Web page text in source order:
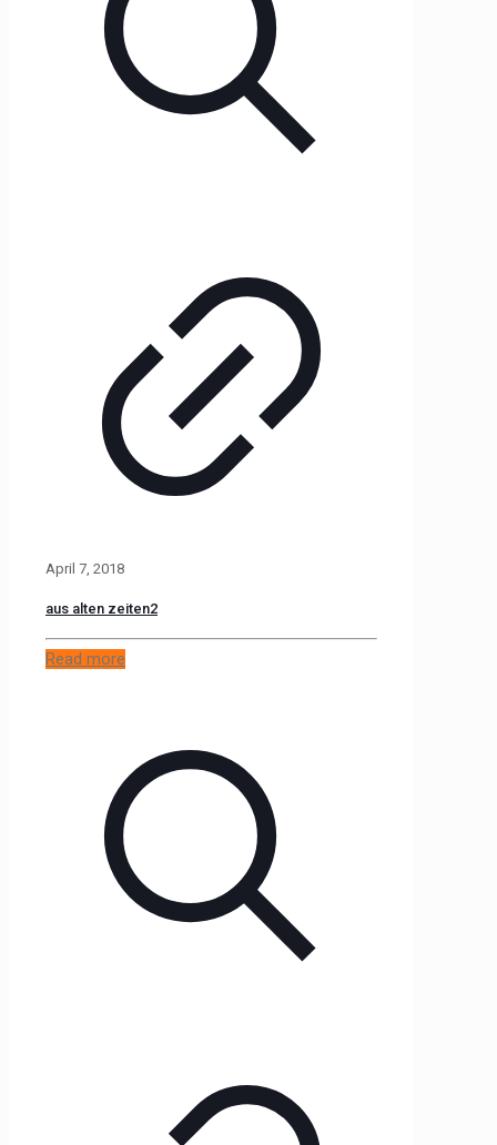
April 7, 2018
aus alten zeiten2
Read more